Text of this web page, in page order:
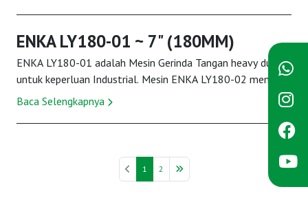
ENKA LY180-01 ~ 7" (180MM)
ENKA LY180-01 adalah Mesin Gerinda Tangan heavy duty
untuk keperluan Industrial. Mesin ENKA LY180-02 memiliki
fitur keamanan SOFT STARTER untuk menghi...
Baca Selengkapnya
1 2